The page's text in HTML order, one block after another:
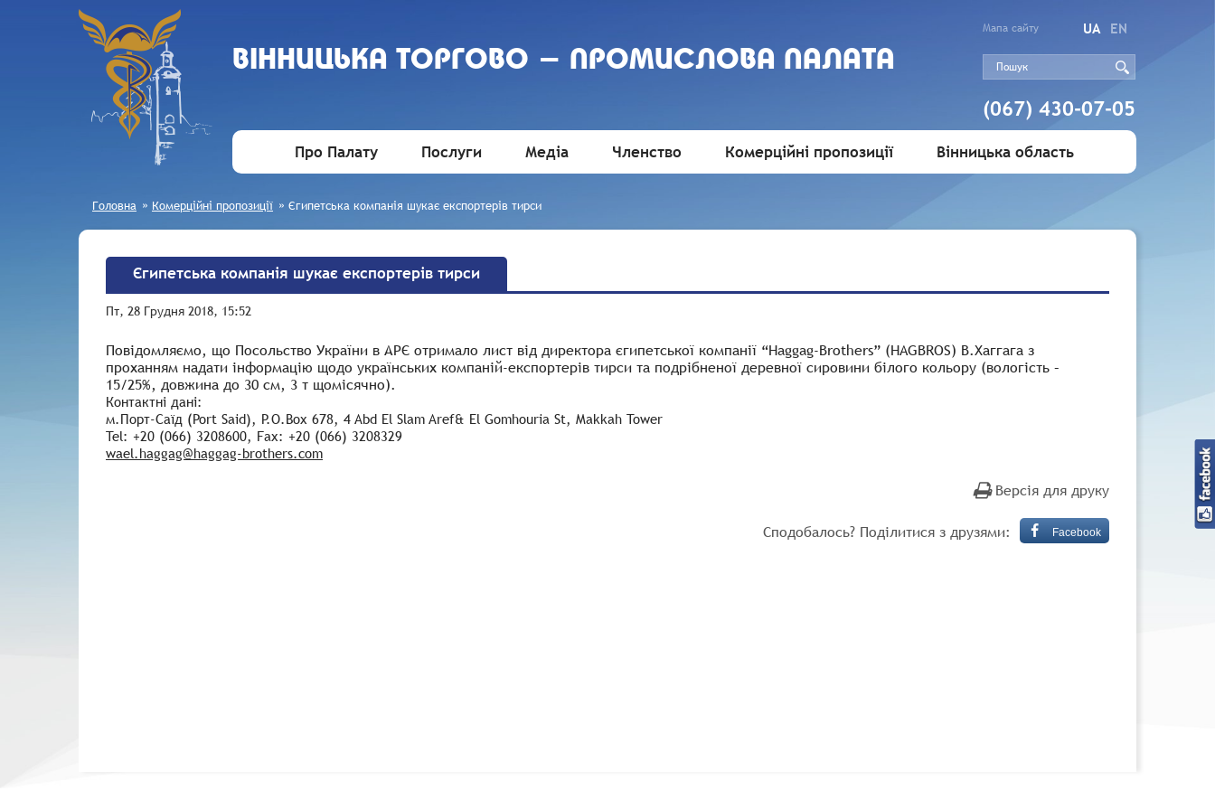
ВIННИЦЬКА ТОРГОВО - ПРОМИСЛОВА ПАЛАТА
Мапа сайту UA EN
(067) 430-07-05
Про Палату Послуги Медіа Членство Комерційні пропозиції Вінницька область
Головна » Комерційні пропозиції » Єгипетська компанія шукає експортерів тирси
Єгипетська компанія шукає експортерів тирси
Пт, 28 Грудня 2018, 15:52
Повідомляємо, що Посольство України в АРЄ отримало лист від директора єгипетської компанії “Haggag-Brothers” (HAGBROS) В.Хаггага з
проханням надати інформацію щодо українських компаній-експортерів тирси та подрібненої деревної сировини білого кольору (вологість –
15/25%, довжина до 30 см, 3 т щомісячно).
Контактні дані:
м.Порт-Саїд (Port Said), P.O.Box 678, 4 Abd El Slam Aref& El Gomhouria St, Makkah Tower
Tel: +20 (066) 3208600, Fax: +20 (066) 3208329
wael.haggag@haggag-brothers.com
Версія для друку
Сподобалось? Поділитися з друзями: Facebook